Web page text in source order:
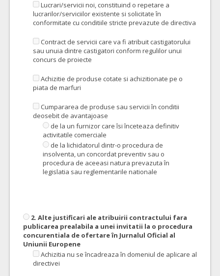
Lucrari/servicii noi, constituind o repetare a
lucrarilor/serviciilor existente si solicitate în
conformitate cu conditiile stricte prevazute de directiva
Contract de servicii care va fi atribuit castigatorului
sau unuia dintre castigatori conform regulilor unui
concurs de proiecte
Achizitie de produse cotate si achizitionate pe o
piata de marfuri
Cumpararea de produse sau servicii în conditii
deosebit de avantajoase
de la un furnizor care îsi înceteaza definitiv
activitatile comerciale
de la lichidatorul dintr-o procedura de
insolventa, un concordat preventiv sau o
procedura de aceeasi natura prevazuta în
legislatia sau reglementarile nationale
2. Alte justificari ale atribuirii contractului fara
publicarea prealabila a unei invitatii la o procedura
concurentiala de ofertare în Jurnalul Oficial al
Uniunii Europene
Achizitia nu se încadreaza în domeniul de aplicare al
directivei